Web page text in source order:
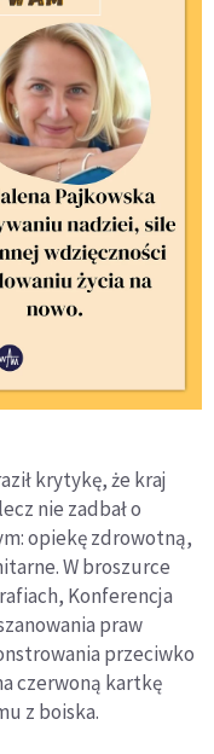
krytykę, że kraj
nie zadbał o
opiekę zdrowotną,
W broszurce
Konferencja
praw
przeciwko
czerwoną kartkę
z boiska.